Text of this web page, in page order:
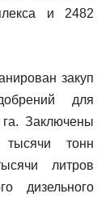
и 2482
закуп
для
Заключены
тонн
литров
дизельного